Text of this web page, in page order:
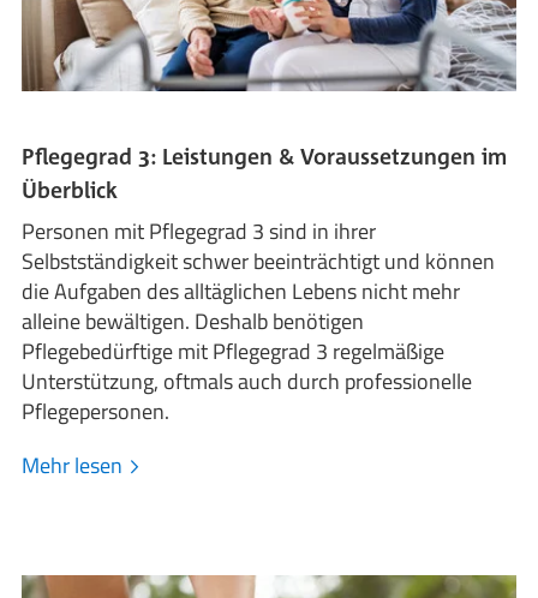
Pflegegrad 3: Leistungen & Voraussetzungen im
Überblick
Personen mit Pflegegrad 3 sind in ihrer
Selbstständigkeit schwer beeinträchtigt und können
die Aufgaben des alltäglichen Lebens nicht mehr
alleine bewältigen. Deshalb benötigen
Pflegebedürftige mit Pflegegrad 3 regelmäßige
Unterstützung, oftmals auch durch professionelle
Pflegepersonen.
Mehr lesen